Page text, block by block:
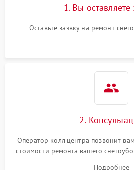
1. Вы оставляете
Оставьте заявку на ремонт
2.
Оператор колл центра позвонит
стоимости ремонта вашего
Подробнее